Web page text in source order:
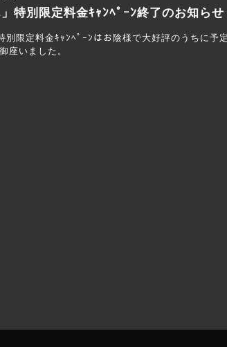
」特別限定料金ｷｬﾝﾍﾟｰﾝ終了のお知らせ
別限定料金ｷｬﾝﾍﾟｰﾝはお陰様で大好評のうちに予
座いました。